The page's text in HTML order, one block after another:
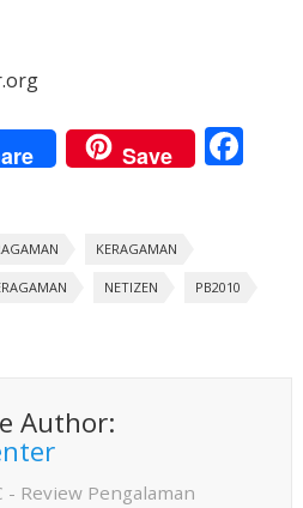
Save F
KERAGAMAN
NETIZEN PB2010
Author:
- Review Pengalaman